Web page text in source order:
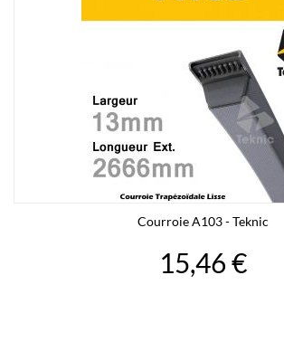
Courroie A103 - Teknic
15,46 €